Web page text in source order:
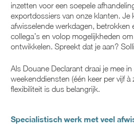
inzetten voor een soepele
exportdossiers van onze klanten. Je
afwisselende werkdagen, betrokken
collega’s en volop mogelijkheden
ontwikkelen. Spreekt dat je aan?
Als Douane Declarant draai je mee
weekenddiensten (één keer per vijf à
flexibiliteit is dus belangrijk.
Specialistisch werk met veel